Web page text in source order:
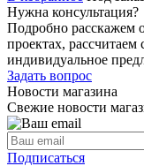
Нужна консультация?
Подробно расскажем
проектах,
индивидуальное
Задать вопрос
Новости магазина
Свежие новости
Подписаться